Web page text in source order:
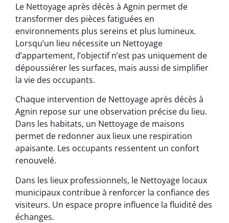
Le Nettoyage après décès à Agnin permet de
transformer des pièces fatiguées en
environnements plus sereins et plus lumineux.
Lorsqu’un lieu nécessite un Nettoyage
d’appartement, l’objectif n’est pas uniquement de
dépoussiérer les surfaces, mais aussi de simplifier
la vie des occupants.
Chaque intervention de Nettoyage après décès à
Agnin repose sur une observation précise du lieu.
Dans les habitats, un Nettoyage de maisons
permet de redonner aux lieux une respiration
apaisante. Les occupants ressentent un confort
renouvelé.
Dans les lieux professionnels, le Nettoyage locaux
municipaux contribue à renforcer la confiance des
visiteurs. Un espace propre influence la fluidité des
échanges.